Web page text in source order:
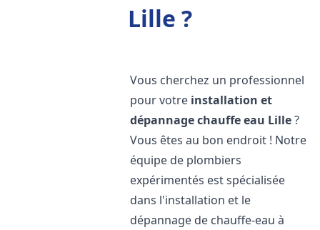
Lille ?
Vous cherchez un professionnel
pour votre installation et
dépannage chauffe eau Lille?
Vous êtes au bon endroit ! Notre
équipe de plombiers
expérimentés est spécialisée
dans l'installation et le
dépannage de chauffe-eau à